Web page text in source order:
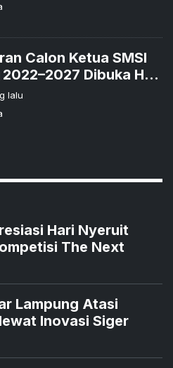
Calon Ketua SMSI
Dibuka Hari
lalu
Hari Nyeruit
The Next
Lampung Atasi
Inovasi Siger